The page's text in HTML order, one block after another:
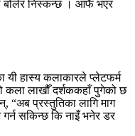
बोलेर निस्कन्छ । आफैँ भएर
यी हास्य कलाकारले प्लेटफर्म
कला लाखौँ दर्शककहाँ पुगेको छ
“अब प्रस्तुतिका लागि माग
सकिन्छ कि नाइँ भनेर डर